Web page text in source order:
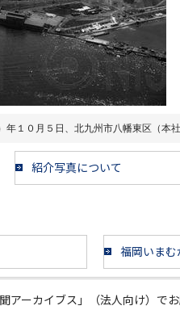
１０月５日、北九州市八幡東区（本社
紹介写真について
福岡いまむ
ーカイブス」（法人向け）でお